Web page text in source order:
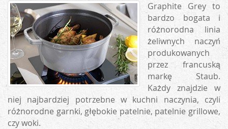
Graphite Grey to
bardzo bogata i
różnorodna linia
żeliwnych naczyń
produkowanych
przez francuską
markę Staub.
Każdy znajdzie w
niej najbardziej potrzebne w kuchni naczynia, czyli
różnorodne garnki, głębokie patelnie, patelnie grillowe,
czy woki.